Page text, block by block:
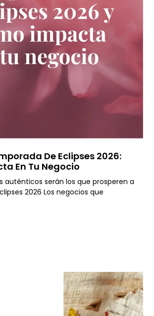
De Eclipses 2026:
En Tu Negocio
auténticos serán los que prosperen a
2026 Los negocios que